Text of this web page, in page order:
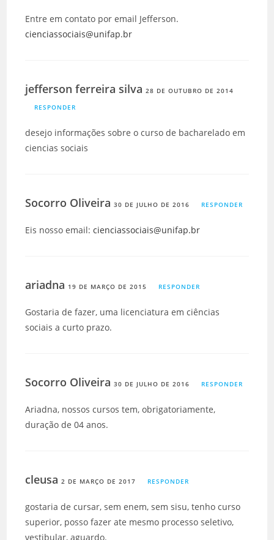
Entre em contato por email Jefferson.
cienciassociais@unifap.br
jefferson ferreira silva28 DE OUTUBRO DE 2014
RESPONDER
desejo informações sobre o curso de bacharelado em
ciencias sociais
Socorro Oliveira30 DE JULHO DE 2016 RESPONDER
Eis nosso email:cienciassociais@unifap.br
ariadna 19 DE MARÇO DE 2015 RESPONDER
Gostaria de fazer, uma licenciatura em ciências
sociais a curto prazo.
Socorro Oliveira30 DE JULHO DE 2016 RESPONDER
Ariadna, nossos cursos tem, obrigatoriamente,
duração de 04 anos.
cleusa2 DE MARÇO DE 2017 RESPONDER
gostaria de cursar, sem enem, sem sisu, tenho curso
superior, posso fazer ate mesmo processo seletivo,
vestibular, aguardo.